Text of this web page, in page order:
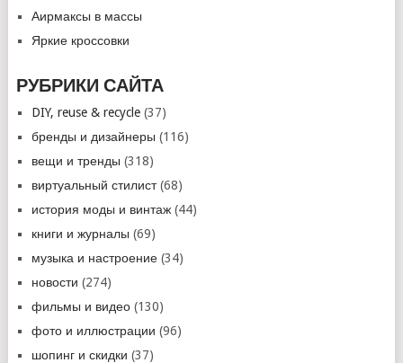
Аирмаксы в массы
Яркие кроссовки
РУБРИКИ САЙТА
DIY, reuse & recycle(37)
бренды и дизайнеры (116)
вещи и тренды (318)
виртуальный стилист(68)
история моды и винтаж(44)
книги и журналы (69)
музыка и настроение(34)
новости (274)
фильмы и видео(130)
фото и иллюстрации (96)
шопинг и скидки (37)